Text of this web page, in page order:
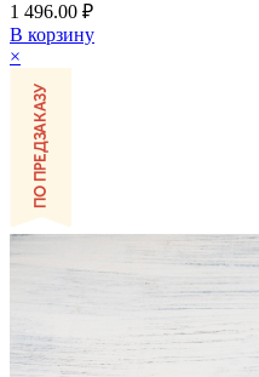
1 496.00 ₽
В корзину
×